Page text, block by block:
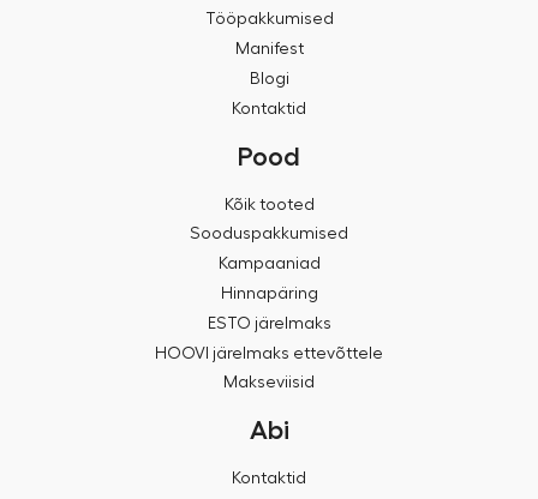
Tööpakkumised
Manifest
Blogi
Kontaktid
Pood
Kõik tooted
Sooduspakkumised
Kampaaniad
Hinnapäring
ESTO järelmaks
HOOVI järelmaks ettevõttele
Makseviisid
Abi
Kontaktid